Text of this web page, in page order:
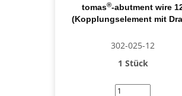
tomas®-abutment wire
(Kopplungselement mit
302-025-12
1 Stück